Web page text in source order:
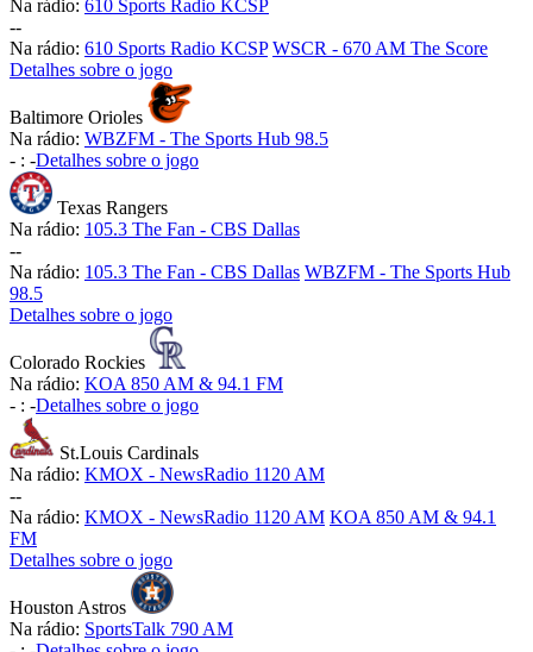
Na rádio: 610 Sports Radio KCSP
--
Na rádio: 610 Sports Radio KCSP WSCR - 670 AM The Score
Detalhes sobre o jogo
Baltimore Orioles
Na rádio: WBZFM - The Sports Hub 98.5
- : -Detalhes sobre o jogo
Texas Rangers
Na rádio: 105.3 The Fan - CBS Dallas
--
Na rádio: 105.3 The Fan - CBS Dallas WBZFM - The Sports Hub
98.5
Detalhes sobre o jogo
Colorado Rockies
Na rádio: KOA 850 AM & 94.1 FM
- : -Detalhes sobre o jogo
St.Louis Cardinals
Na rádio: KMOX - NewsRadio 1120 AM
--
Na rádio: KMOX - NewsRadio 1120 AM KOA 850 AM & 94.1
FM
Detalhes sobre o jogo
Houston Astros
Na rádio: SportsTalk 790 AM